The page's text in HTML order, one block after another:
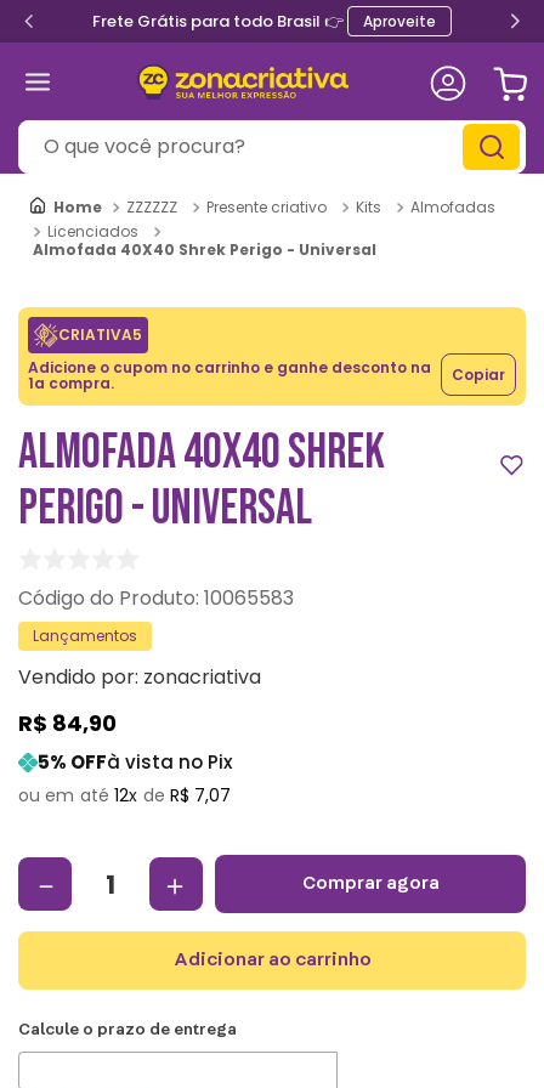
Frete Grátis para todo Brasil 👉 Aproveite
O que você procura?
ZZZZZZ Presente criativo Kits
Almofadas
Licenciados
Almofada 40X40 Shrek Perigo - Universal
CRIATIVA5
Adicione o cupom no carrinho e ganhe desconto na
1a compra. Copiar
ALMOFADA 40X40 SHREK
PERIGO - UNIVERSAL
: 10065583
Lançamentos
Vendido por: zonacriativa
R$ 84,90
5% OFFà vista no Pix
12 R$ 7,07
＋
－ comprar agora
adicionar ao carrinho